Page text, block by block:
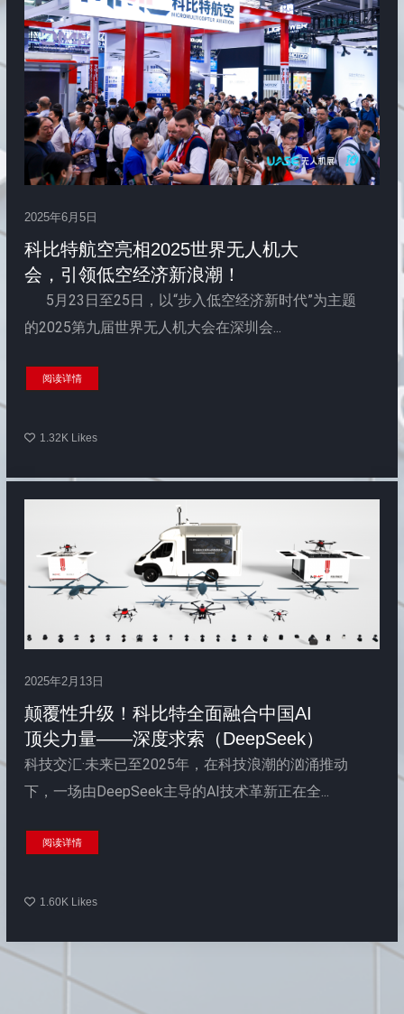
2025年6月5日
科比特航空亮相2025世界无人机大
会，引领低空经济新浪潮！
5月23日至25日，以“步入低空经济新时代”为主题
的2025第九届世界无人机大会在深圳会...
阅读详情
1.32K Likes
2025年2月13日
颠覆性升级！科比特全面融合中国AI
顶尖力量——深度求索（DeepSeek）
科技交汇·未来已至2025年，在科技浪潮的汹涌推动
下，一场由DeepSeek主导的AI技术革新正在全...
阅读详情
1.60K Likes